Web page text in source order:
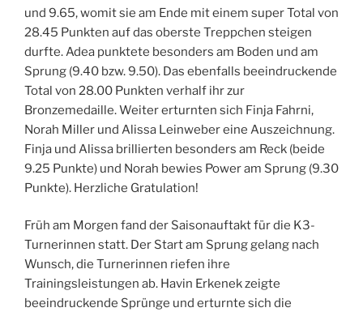
und 9.65, womit sie am Ende mit einem super Total von
28.45 Punkten auf das oberste Treppchen steigen
durfte. Adea punktete besonders am Boden und am
Sprung (9.40 bzw. 9.50). Das ebenfalls beeindruckende
Total von 28.00 Punkten verhalf ihr zur
Bronzemedaille. Weiter erturnten sich Finja Fahrni,
Norah Miller und Alissa Leinweber eine Auszeichnung.
Finja und Alissa brillierten besonders am Reck (beide
9.25 Punkte) und Norah bewies Power am Sprung (9.30
Punkte). Herzliche Gratulation!
Früh am Morgen fand der Saisonauftakt für die K3-
Turnerinnen statt. Der Start am Sprung gelang nach
Wunsch, die Turnerinnen riefen ihre
Trainingsleistungen ab. Havin Erkenek zeigte
beeindruckende Sprünge und erturnte sich die